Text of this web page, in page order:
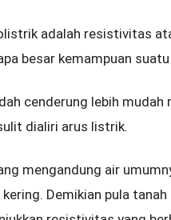
adalah resistivitas
besar kemampuan
cenderung lebih mudah
dialiri arus listrik.
mengandung air
Demikian pula